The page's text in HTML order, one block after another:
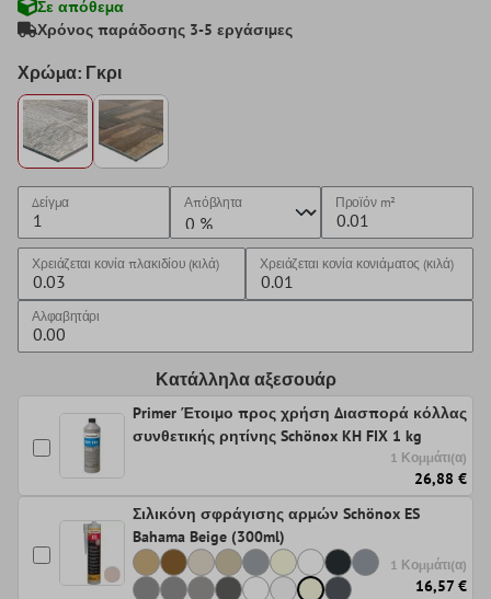
Σε απόθεμα
Χρόνος παράδοσης 3-5 εργάσιμες
Χρώμα: Γκρι
Δείγμα Απόβλητα Προϊόνm²
Χρειάζεται κονία πλακιδίου (κιλά) Χρειάζεται κονία κονιάματος (κιλά)
Αλφαβητάρι
Κατάλληλα αξεσουάρ
Primer Έτοιμο προς χρήση Διασπορά κόλλας
συνθετικής ρητίνης Schönox KH FIX 1 kg
1 Κομμάτι(α)
26,88 €
Σιλικόνη σφράγισης αρμών Schönox ES
Bahama Beige (300ml)
1 Κομμάτι(α)
16,57 €